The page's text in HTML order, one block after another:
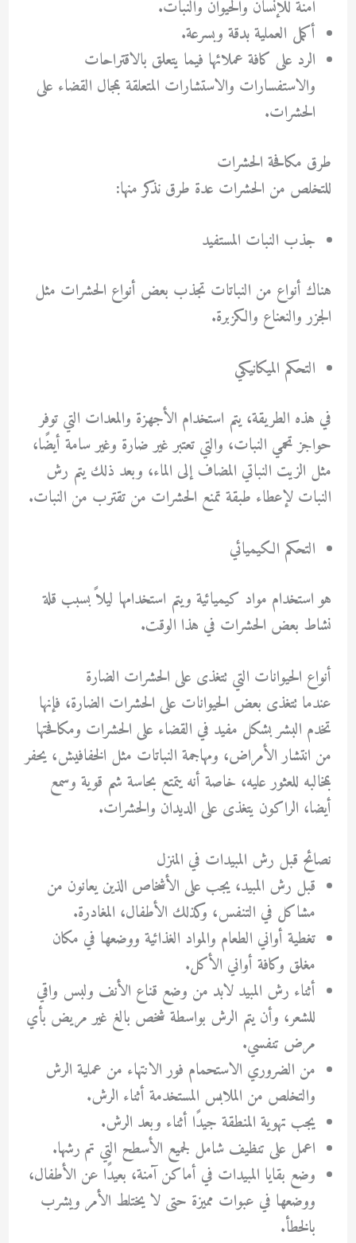
آمنة للإنسان والحيوان والنبات.
أكمل العملية بدقة وبسرعة.
الرد على كافة عملائها فيما يتعلق بالاقتراحات
والاستفسارات والاستشارات المتعلقة بمجال القضاء على
الحشرات.
طرق مكافحة الحشرات
للتخلص من الحشرات عدة طرق نذكر منها:
جذب النبات المستفيد
هناك أنواع من النباتات تجذب بعض أنواع الحشرات مثل
الجزر والنعناع والكزبرة.
التحكم الميكانيكي
في هذه الطريقة، يتم استخدام الأجهزة والمعدات التي توفر
حواجز تحمي النبات، والتي تعتبر غير ضارة وغير سامة أيضًا،
مثل الزيت النباتي المضاف إلى الماء، وبعد ذلك يتم رش
النبات لإعطاء طبقة تمنع الحشرات من تقترب من النبات.
التحكم الكيميائي
هو استخدام مواد كيميائية ويتم استخدامها ليلاً بسبب قلة
نشاط بعض الحشرات في هذا الوقت.
أنواع الحيوانات التي تتغذى على الحشرات الضارة
عندما تتغذى بعض الحيوانات على الحشرات الضارة، فإنها
تخدم البشر بشكل مفيد في القضاء على الحشرات ومكافحتها
من انتشار الأمراض، ومهاجمة النباتات مثل الخفافيش، يحفر
بمخالبه للعثور عليه، خاصة أنه يتمتع بحاسة شم قوية وسمع
أيضا، الراكون يتغذى على الديدان والحشرات.
نصائح قبل رش المبيدات في المنزل
قبل رش المبيد، يجب على الأشخاص الذين يعانون من
مشاكل في التنفس، وكذلك الأطفال، المغادرة.
تغطية أواني الطعام والمواد الغذائية ووضعها في مكان
مغلق وكافة أواني الأكل.
أثناء رش المبيد لابد من وضع قناع الأنف ولبس واقي
للشعر، وأن يتم الرش بواسطة شخص بالغ غير مريض بأي
مرض تنفسي.
من الضروري الاستحمام فور الانتهاء من عملية الرش
والتخلص من الملابس المستخدمة أثناء الرش.
يجب تهوية المنطقة جيدًا أثناء وبعد الرش.
اعمل على تنظيف شامل لجميع الأسطح التي تم رشها.
وضع بقايا المبيدات في أماكن آمنة، بعيدًا عن الأطفال،
ووضعها في عبوات مميزة حتى لا يختلط الأمر ويشرب
بالخطأ.